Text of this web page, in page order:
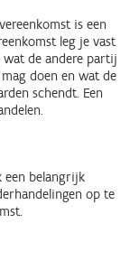
is een
leg je vast
de andere partij
doen en wat de
schendt. Een
een belangrijk
op te